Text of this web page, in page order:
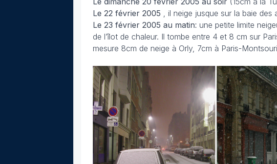
Le 22 février 2005
, il neige jusque sur la baie
Le 23 février 2005 au matin: une petite limite
de l’îlot de chaleur. Il tombe entre 4 et 8 cm sur
mesure 8cm de neige à Orly, 7cm à Paris-